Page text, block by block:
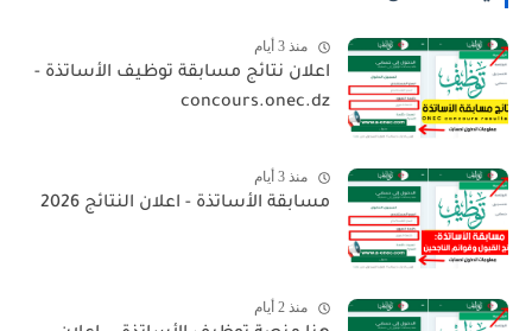
منذ 3 أيام
اعلان نتائج مسابقة توظيف الأساتذة -
concours.onec.dz
منذ 3 أيام
مسابقة الأساتذة - اعلان النتائج 2026
منذ 2 أيام